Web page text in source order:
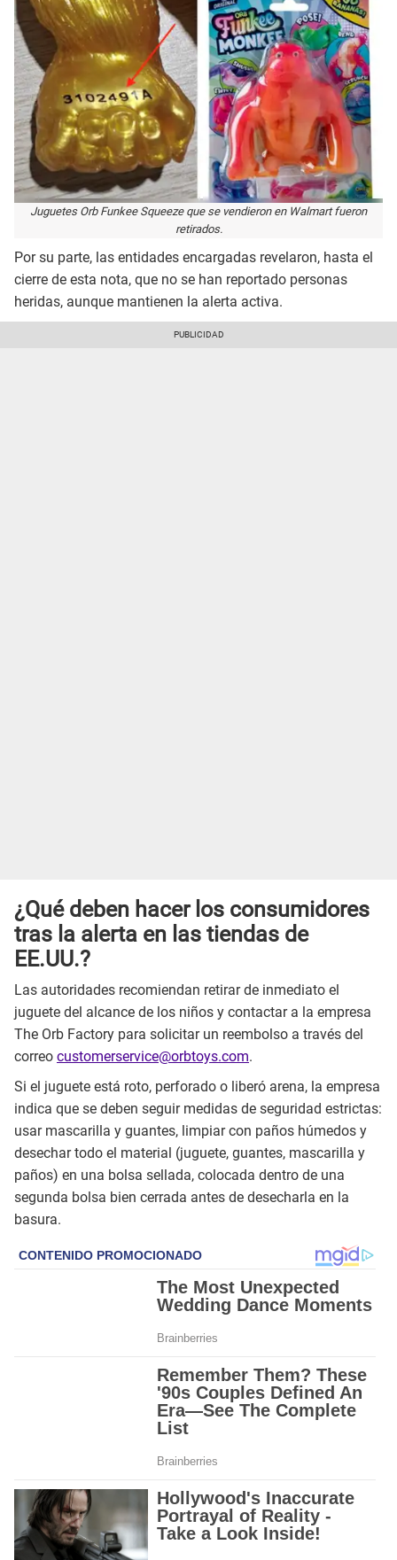
Juguetes Orb Funkee Squeeze que se vendieron en Walmart fueron
retirados.
Por su parte, las entidades encargadas revelaron, hasta el
cierre de esta nota, que no se han reportado personas
heridas, aunque mantienen la alerta activa.
¿Qué deben hacer los consumidores
tras la alerta en las tiendas de
EE.UU.?
Las autoridades recomiendan retirar de inmediato el
juguete del alcance de los niños y contactar a la empresa
The Orb Factory para solicitar un reembolso a través del
correo customerservice@orbtoys.com.
Si el juguete está roto, perforado o liberó arena, la empresa
indica que se deben seguir medidas de seguridad estrictas:
usar mascarilla y guantes, limpiar con paños húmedos y
desechar todo el material (juguete, guantes, mascarilla y
paños) en una bolsa sellada, colocada dentro de una
segunda bolsa bien cerrada antes de desecharla en la
basura.